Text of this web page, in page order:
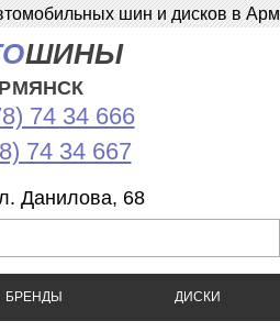
шин и дисков в
ШИНЫ
74 34 666
74 34 667
Данилова, 68
БРЕНДЫ ДИСКИ